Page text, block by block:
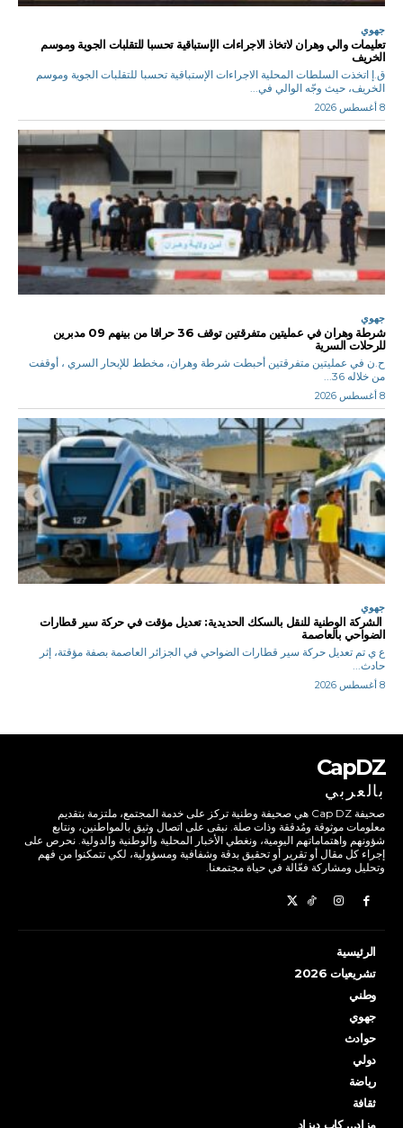
جهوي
تعليمات والي وهران لاتخاذ الاجراءات الإستباقية تحسبا للتقلبات الجوية وموسم
الخريف
ق.إ اتخذت السلطات المحلية الاجراءات الإستباقية تحسبا للتقلبات الجوية وموسم
الخريف، حيث وجّه الوالي في...
8 أغسطس 2026
جهوي
شرطة وهران في عمليتين متفرقتين توقف 36 حراقا من بينهم 09 مدبرين
للرحلات السرية
ح.ن في عمليتين متفرقتين أحبطت شرطة وهران، مخطط للإبحار السري ، أوقفت
من خلاله 36...
8 أغسطس 2026
جهوي
الشركة الوطنية للنقل بالسكك الحديدية: تعديل مؤقت في حركة سير قطارات
الضواحي بالعاصمة
ع ي تم تعديل حركة سير قطارات الضواحي في الجزائر العاصمة بصفة مؤقتة، إثر
حادث...
8 أغسطس 2026
CapDZ
بالعربي
صحيفة Cap DZ هي صحيفة وطنية تركز على خدمة المجتمع، ملتزمة بتقديم
معلومات موثوقة ومُدققة وذات صلة. نبقى على اتصال وثيق بالمواطنين، ونتابع
شؤونهم واهتماماتهم اليومية، ونغطي الأخبار المحلية والوطنية والدولية. نحرص على
إجراء كل مقال أو تقرير أو تحقيق بدقة وشفافية ومسؤولية، لكي تتمكنوا من فهم
وتحليل ومشاركة فعّالة في حياة مجتمعنا.
الرئيسية
تشريعيات 2026
وطني
جهوي
حوادث
دولي
رياضة
ثقافة
مزاد… كاب ديزاد